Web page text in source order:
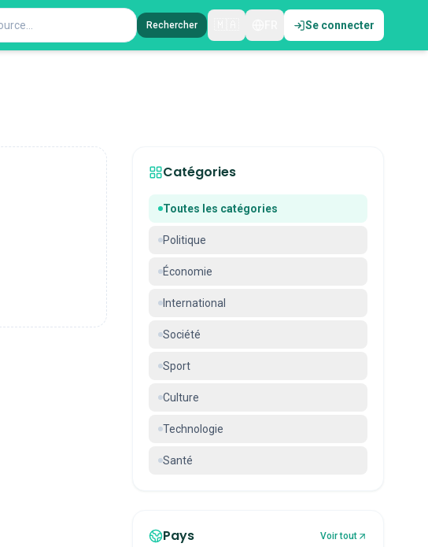
Rechercher Se connecter
Catégories
Toutes les catégories
Politique
Économie
International
Société
Sport
Culture
Technologie
Santé
Pays Voir tout